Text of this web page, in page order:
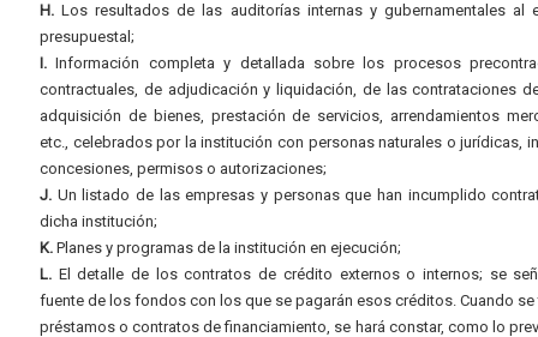
H. Los resultados de las auditorías internas y gubernamentales al
presupuestal;
I. Información completa y detallada sobre los procesos
contractuales, de adjudicación y liquidación, de las contrataciones
adquisición de bienes, prestación de servicios, arrendamientos
etc., celebrados por la institución con personas naturales o jurídicas,
concesiones, permisos o autorizaciones;
J. Un listado de las empresas y personas que han incumplido
dicha institución;
K. Planes y programas de la institución en ejecución;
L. El detalle de los contratos de crédito externos o internos; se
fuente de los fondos con los que se pagarán esos créditos. Cuando se
préstamos o contratos de financiamiento, se hará constar, como lo